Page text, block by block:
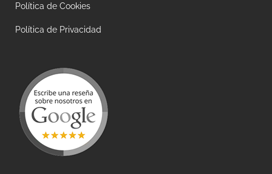
Política de Cookies
Política de Privacidad